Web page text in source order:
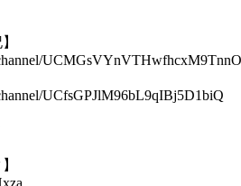
UCfsGPJlM96bL9qIBj5D1biQ